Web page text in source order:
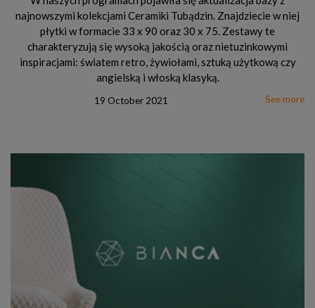
najnowszymi kolekcjami Ceramiki Tubądzin. Znajdziecie w niej
płytki w formacie 33 x 90 oraz 30 x 75. Zestawy te
charakteryzują się wysoką jakością oraz nietuzinkowymi
inspiracjami: światem retro, żywiołami, sztuką użytkową czy
angielską i włoską klasyką.
19 October 2021 See more